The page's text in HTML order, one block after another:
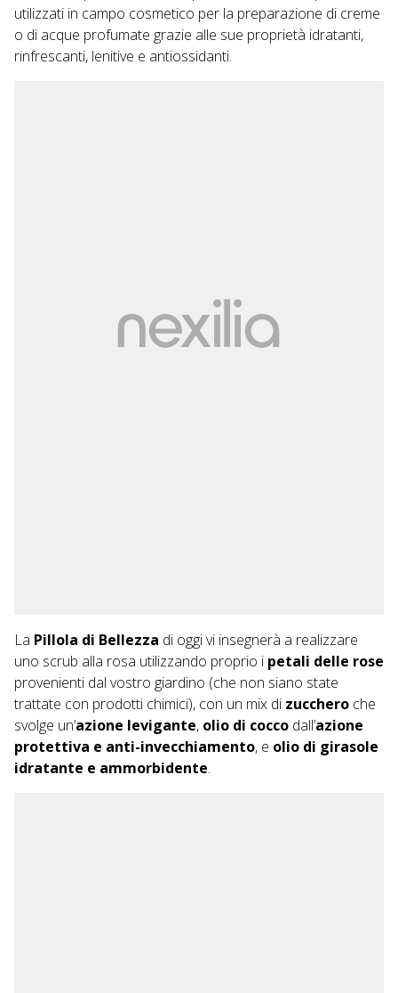
utilizzati in campo cosmetico per la preparazione di creme
o di acque profumate grazie alle sue proprietà idratanti,
rinfrescanti, lenitive e antiossidanti.
La Pillola di Bellezza di oggi vi insegnerà a realizzare
uno scrub alla rosa utilizzando proprio i petali delle rose
provenienti dal vostro giardino (che non siano state
trattate con prodotti chimici), con un mix di zucchero che
svolge un’azione levigante, olio di cocco dall’azione
protettiva e anti-invecchiamento, e olio di girasole
idratante e ammorbidente.